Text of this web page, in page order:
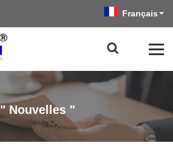
Français
" Nouvelles "